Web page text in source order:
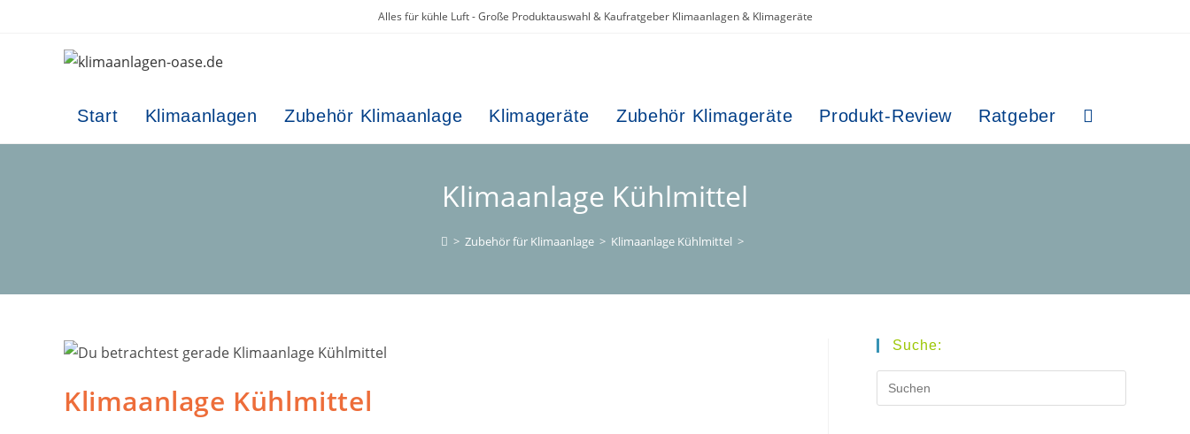
Alles für kühle Luft - Große Produktauswahl & Kaufratgeber Klimaanlagen & Klimageräte
Start Klimaanlagen Zubehör Klimaanlage Klimageräte Zubehör Klimageräte Produkt-Review Ratgeber Website-
Klimaanlage Kühlmittel
> Zubehör für Klimaanlage > Klimaanlage Kühlmittel >
Klimaanlage Kühlmittel
Suche: